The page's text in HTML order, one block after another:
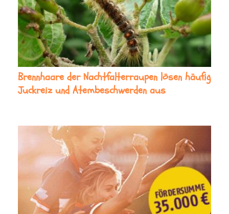
Brennhaare der Nachtfalterraupen lösen häufig
Juckreiz und Atembeschwerden aus